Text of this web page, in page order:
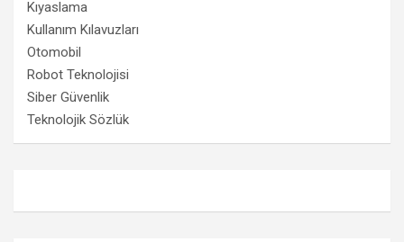
Kıyaslama
Kullanım Kılavuzları
Otomobil
Robot Teknolojisi
Siber Güvenlik
Teknolojik Sözlük